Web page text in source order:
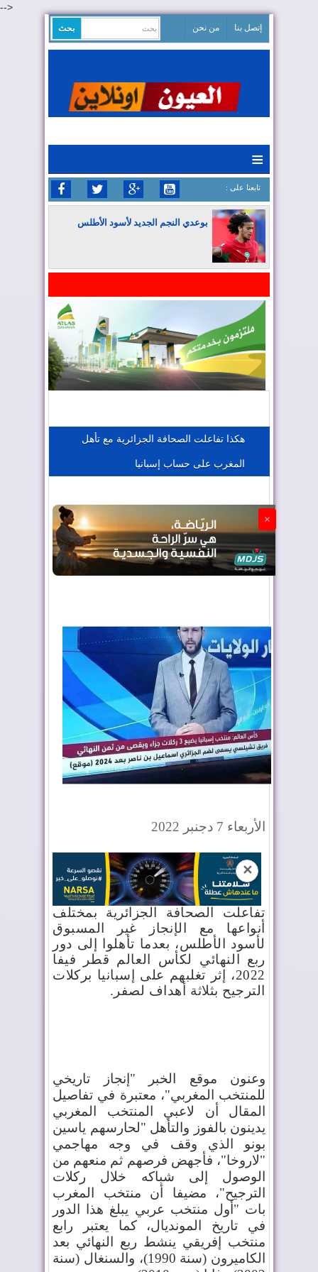
-->
إتصل بنا من نحن
≡
: تابعنا على
بوعدي النجم الجديد لأسود الأطلس
المغرب يعزز موقعه في صناعة الطيران
الجزائر تستسلم لفرنسا
هكذا تفاعلت الصحافة الجزائرية مع تأهل
المغرب على حساب إسبانيا
×
الأربعاء 7 دجنبر 2022
✕
تفاعلت الصحافة الجزائرية بمختلف
أنواعها مع الإنجاز غير المسبوق
لأسود الأطلس، بعدما تأهلوا إلى دور
ربع النهائي لكأس العالم قطر فيفا
2022، إثر تغلبهم على إسبانيا بركلات
الترجيح بثلاثة أهداف لصفر.
وعنون موقع الخبر "إنجاز تاريخي
للمنتخب المغربي"، معتبرة في تفاصيل
المقال أن لاعبي المنتخب المغربي
يدينون بالفوز والتأهل "لحارسهم ياسين
بونو الذي وقف في وجه مهاجمي
"لاروخا"، فأجهض فرصهم ثم منعهم من
الوصول إلى شباكه خلال ركلات
الترجيح"، مضيفا أن منتخب المغرب
بات "أول منتخب عربي يبلغ هذا الدور
في تاريخ المونديال، كما يعتبر رابع
منتخب إفريقي ينشط ربع النهائي بعد
الكاميرون (سنة 1990)، والسنغال (سنة